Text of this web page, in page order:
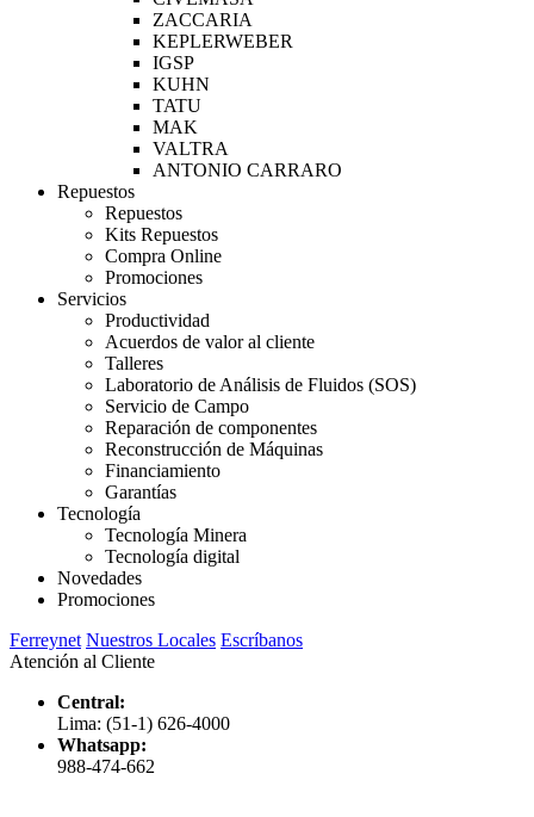
ZACCARIA
KEPLERWEBER
IGSP
KUHN
TATU
MAK
VALTRA
ANTONIO CARRARO
Repuestos
Repuestos
Kits Repuestos
Compra Online
Promociones
Servicios
Productividad
Acuerdos de valor al cliente
Talleres
Laboratorio de Análisis de Fluidos (SOS)
Servicio de Campo
Reparación de componentes
Reconstrucción de Máquinas
Financiamiento
Garantías
Tecnología
Tecnología Minera
Tecnología digital
Novedades
Promociones
Ferreynet Nuestros Locales Escríbanos
Atención al Cliente
Central:
Lima: (51-1) 626-4000
Whatsapp:
988-474-662